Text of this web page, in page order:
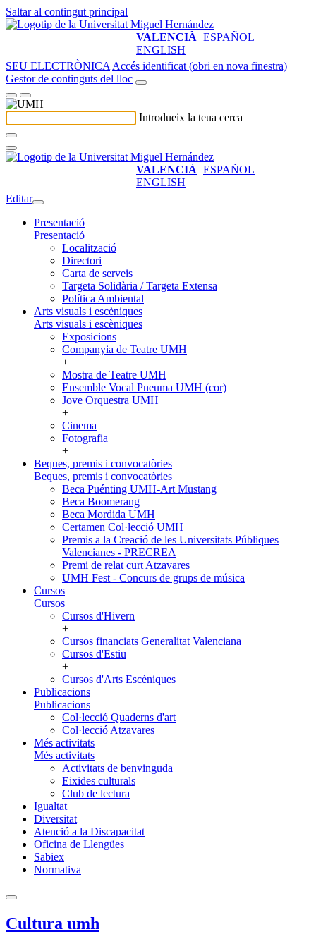
Saltar al contingut principal
VALENCIÀ ESPAÑOL
ENGLISH
SEU ELECTRÒNICA Accés identificat (obri en nova finestra)
Gestor de continguts del lloc
Introdueix la teua cerca
VALENCIÀ ESPAÑOL
ENGLISH
Editar
Presentació
Presentació
Localització
Directori
Carta de serveis
Targeta Solidària / Targeta Extensa
Política Ambiental
Arts visuals i escèniques
Arts visuals i escèniques
Exposicions
Companyia de Teatre UMH
+
Mostra de Teatre UMH
Ensemble Vocal Pneuma UMH (cor)
Jove Orquestra UMH
+
Cinema
Fotografia
+
Beques, premis i convocatòries
Beques, premis i convocatòries
Beca Puénting UMH-Art Mustang
Beca Boomerang
Beca Mordida UMH
Certamen Col·lecció UMH
Premis a la Creació de les Universitats Públiques
Valencianes - PRECREA
Premi de relat curt Atzavares
UMH Fest - Concurs de grups de música
Cursos
Cursos
Cursos d'Hivern
+
Cursos financiats Generalitat Valenciana
Cursos d'Estiu
+
Cursos d'Arts Escèniques
Publicacions
Publicacions
Col·lecció Quaderns d'art
Col·lecció Atzavares
Més activitats
Més activitats
Activitats de benvinguda
Eixides culturals
Club de lectura
Igualtat
Diversitat
Atenció a la Discapacitat
Oficina de Llengües
Sabiex
Normativa
Cultura umh